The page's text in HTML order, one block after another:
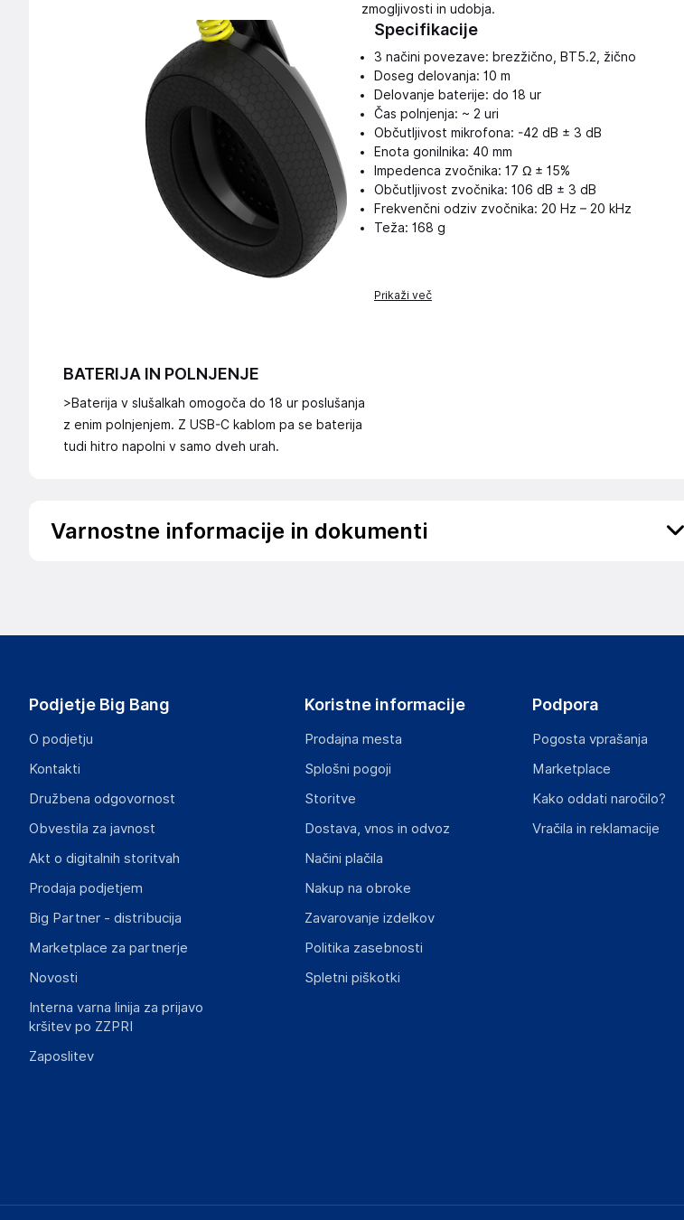
zmogljivosti in udobja.
BATERIJA IN POLNJENJE
>Baterija v slušalkah omogoča do 18 ur poslušanja
z enim polnjenjem. Z USB-C kablom pa se baterija
tudi hitro napolni v samo dveh urah.
Specifikacije
3 načini povezave: brezžično, BT5.2, žično
Doseg delovanja: 10 m
Delovanje baterije: do 18 ur
Čas polnjenja: ~ 2 uri
Občutljivost mikrofona: -42 dB ± 3 dB
Enota gonilnika: 40 mm
Impedenca zvočnika: 17 Ω ± 15%
Občutljivost zvočnika: 106 dB ± 3 dB
Frekvenčni odziv zvočnika: 20 Hz – 20 kHz
Teža: 168 g
Prikaži več
Varnostne informacije in dokumenti
info@uvi.gg
Gospodarski subjekt s sedežem v EU, ki zagotavlja skladnost izdelka z zahtevanimi predpisi.
Brnčičeva ulica 13
Slovenia
Podjetje Big Bang
O podjetju
Kontakti
Družbena odgovornost
Obvestila za javnost
Akt o digitalnih storitvah
Prodaja podjetjem
Big Partner - distribucija
Marketplace za partnerje
Novosti
Interna varna linija za prijavo
kršitev po ZZPRI
Zaposlitev
Koristne informacije
Prodajna mesta
Splošni pogoji
Storitve
Dostava, vnos in odvoz
Načini plačila
Nakup na obroke
Zavarovanje izdelkov
Politika zasebnosti
Spletni piškotki
Podpora
Pogosta vprašanja
Marketplace
Kako oddati naročilo?
Vračila in reklamacije